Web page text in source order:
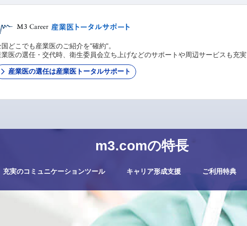
m3.comの特長
充実のコミュニケーションツール キャリア形成支援 ご利用特典
国どこでも産業医のご紹介を"確約"。
業医の選任・交代時、衛生委員会立ち上げなどのサポートや周辺サービスも充実
産業医の選任は産業医トータルサポート